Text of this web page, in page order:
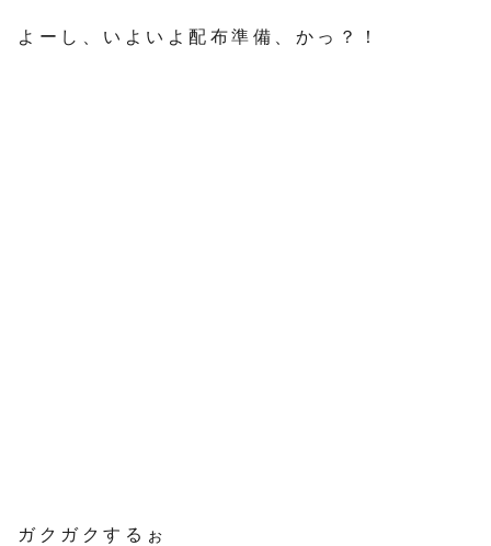
よーし、いよいよ配布準備、かっ？！
ガクガクするぉ